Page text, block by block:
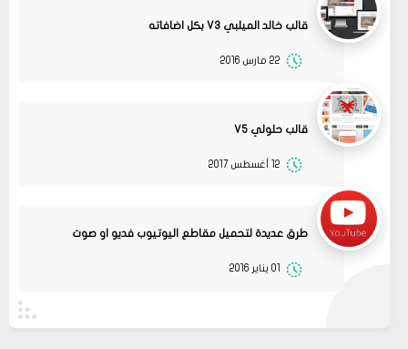
قالب خالد الميلبي V3 بكل اضافاته
22 مارس 2016
قالب حلولي V5
12 أغسطس 2017
طرق عديدة لتحميل مقاطع اليوتيوب فديو او صوت
01 يناير 2016
11 2022
مشاركة
08
جرب الطريقتين ممكن تحل المشكله
حلولي